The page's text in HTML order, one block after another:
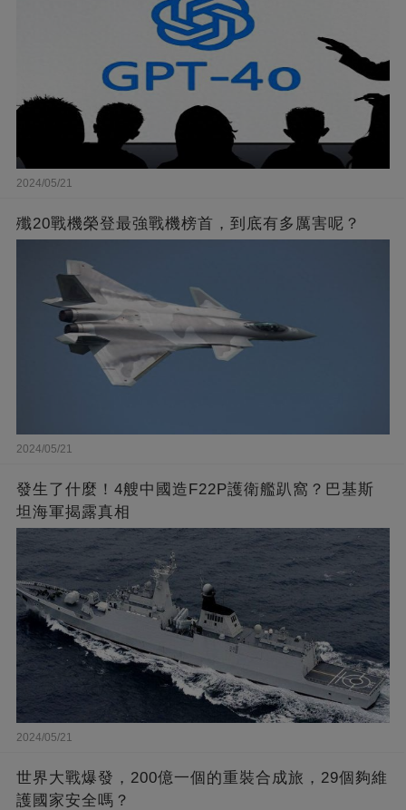
2024/05/21
殲20戰機榮登最強戰機榜首，到底有多厲害呢？
2024/05/21
發生了什麼！4艘中國造F22P護衛艦趴窩？巴基斯
坦海軍揭露真相
2024/05/21
世界大戰爆發，200億一個的重裝合成旅，29個夠維
護國家安全嗎？